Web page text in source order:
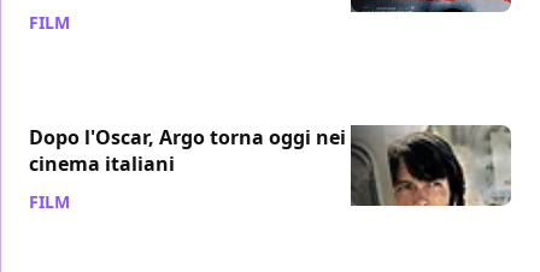
FILM
Dopo l'Oscar, Argo torna oggi nei
cinema italiani
FILM